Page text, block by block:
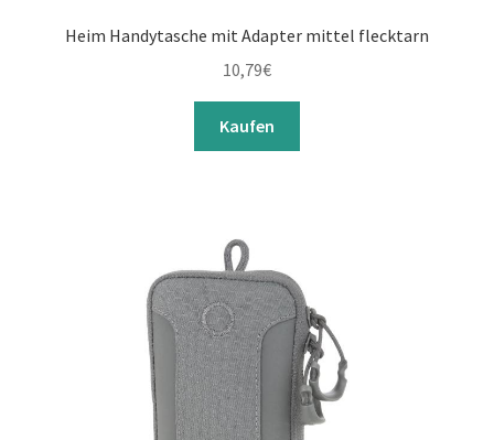
Heim Handytasche mit Adapter mittel flecktarn
10,79€
Kaufen